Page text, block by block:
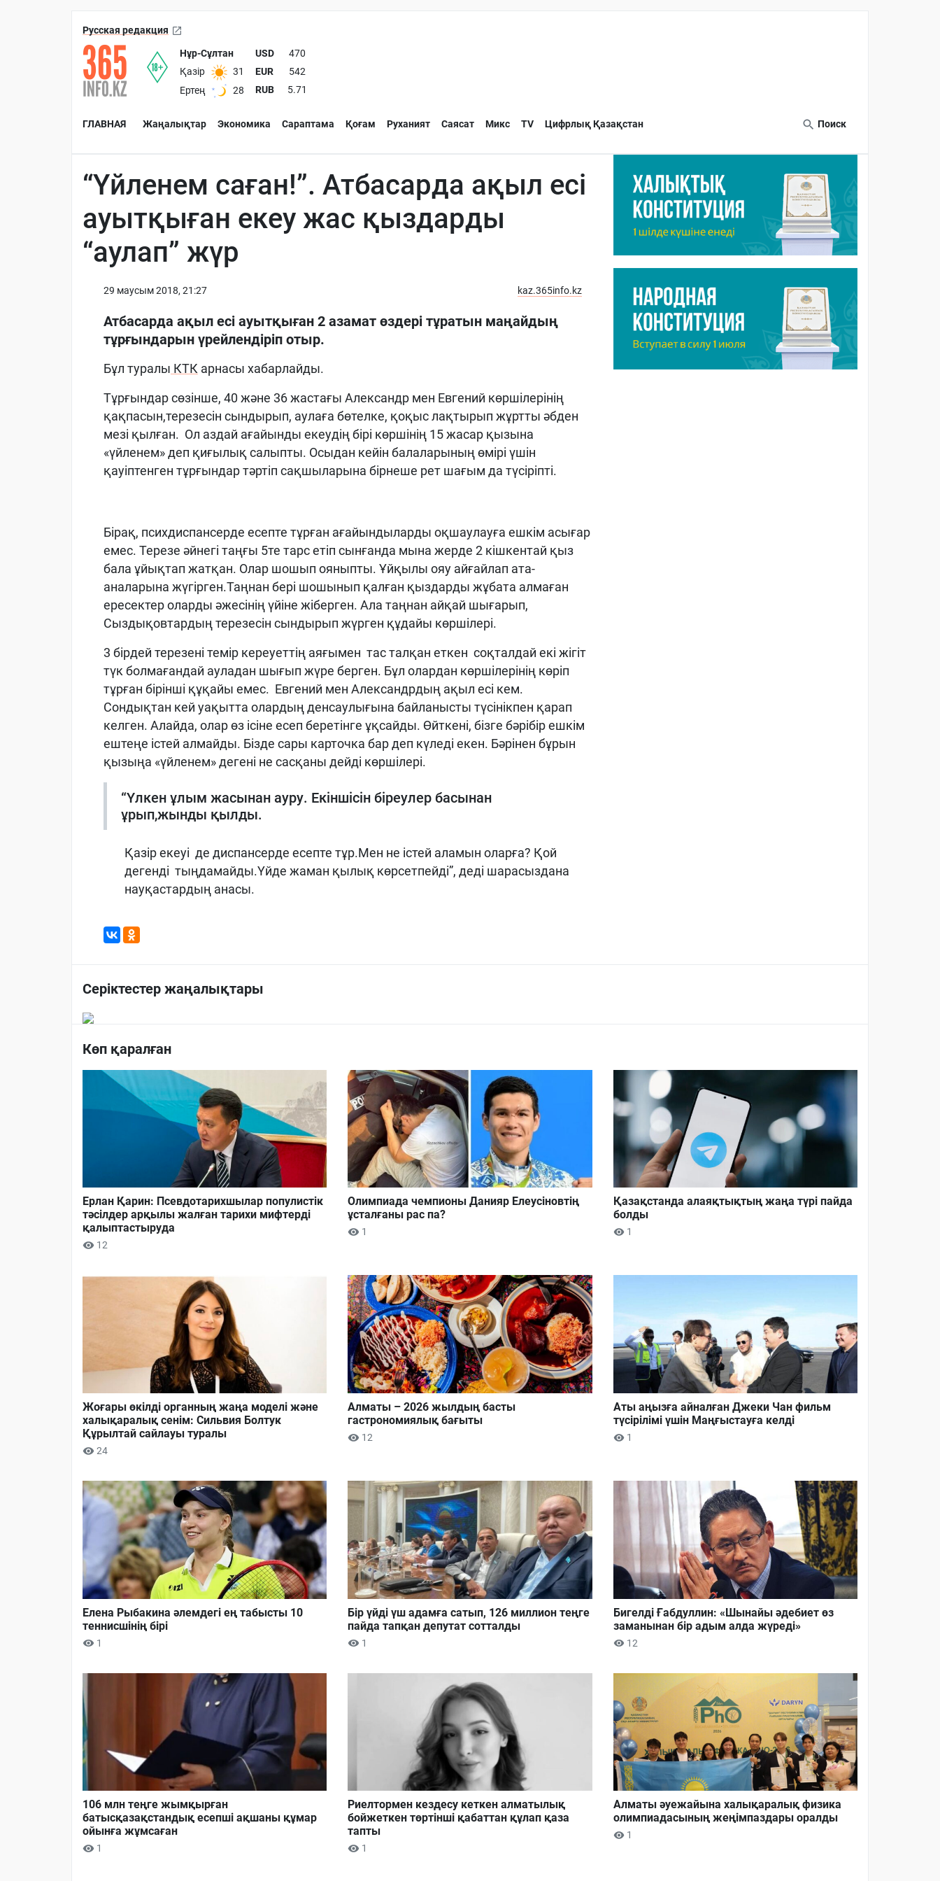
Русская редакция
Нұр-Сұлтан
Қазір
31
Ертең
28
USD
470
EUR
542
RUB
5.71
ГЛАВНАЯ Жаңалықтар Экономика Сараптама Қоғам Руханият Саясат Микс TV Цифрлық Қазақстан Поиск
“Үйленем саған!”. Атбасарда ақыл есі
ауытқыған екеу жас қыздарды
“аулап” жүр
29 маусым 2018, 21:27 kaz.365info.kz
Атбасарда ақыл есі ауытқыған 2 азамат өздері тұратын маңайдың
тұрғындарын үрейлендіріп отыр.
Бұл туралы КТК арнасы хабарлайды.
Тұрғындар сөзінше, 40 және 36 жастағы Александр мен Евгений көршілерінің
қақпасын,терезесін сындырып, аулаға бөтелке, қоқыс лақтырып жұртты әбден
мезі қылған. Ол аздай ағайынды екеудің бірі көршінің 15 жасар қызына
«үйленем» деп қиғылық салыпты. Осыдан кейін балаларының өмірі үшін
қауіптенген тұрғындар тәртіп сақшыларына бірнеше рет шағым да түсіріпті.
Бірақ, психдиспансерде есепте тұрған ағайындыларды оқшаулауға ешкім асығар
емес. Терезе әйнегі таңғы 5те тарс етіп сынғанда мына жерде 2 кішкентай қыз
бала ұйықтап жатқан. Олар шошып ояныпты. Ұйқылы ояу айғайлап ата-
аналарына жүгірген.Таңнан бері шошынып қалған қыздарды жұбата алмаған
ересектер оларды әжесінің үйіне жіберген. Ала таңнан айқай шығарып,
Сыздықовтардың терезесін сындырып жүрген құдайы көршілері.
3 бірдей терезені темір кереуеттің аяғымен тас талқан еткен соқталдай екі жігіт
түк болмағандай ауладан шығып жүре берген. Бұл олардан көршілерінің көріп
тұрған бірінші құқайы емес. Евгений мен Александрдың ақыл есі кем.
Сондықтан кей уақытта олардың денсаулығына байланысты түсінікпен қарап
келген. Алайда, олар өз ісіне есеп беретінге ұқсайды. Өйткені, бізге бәрібір ешкім
ештеңе істей алмайды. Бізде сары карточка бар деп күледі екен. Бәрінен бұрын
қызыңа «үйленем» дегені не сасқаны дейді көршілері.
“Үлкен ұлым жасынан ауру. Екіншісін біреулер басынан
ұрып,жынды қылды.
Қазір екеуі де диспансерде есепте тұр.Мен не істей аламын оларға? Қой
дегенді тыңдамайды.Үйде жаман қылық көрсетпейді”, деді шарасыздана
науқастардың анасы.
Серіктестер жаңалықтары
Көп қаралған
Ерлан Қарин: Псевдотарихшылар популистік
тәсілдер арқылы жалған тарихи мифтерді
қалыптастыруда
12
Олимпиада чемпионы Данияр Елеусіновтің
ұсталғаны рас па?
1
Қазақстанда алаяқтықтың жаңа түрі пайда
болды
1
Жоғары өкілді органның жаңа моделі және
халықаралық сенім: Сильвия Болтук
Құрылтай сайлауы туралы
24
Алматы – 2026 жылдың басты
гастрономиялық бағыты
12
Аты аңызға айналған Джеки Чан фильм
түсірілімі үшін Маңғыстауға келді
1
Елена Рыбакина әлемдегі ең табысты 10
теннисшінің бірі
1
Бір үйді үш адамға сатып, 126 миллион теңге
пайда тапқан депутат сотталды
1
Бигелді Ғабдуллин: «Шынайы әдебиет өз
заманынан бір адым алда жүреді»
12
106 млн теңге жымқырған
батысқазақстандық есепші ақшаны құмар
ойынға жұмсаған
1
Риелтормен кездесу кеткен алматылық
бойжеткен төртінші қабаттан құлап қаза
тапты
1
Алматы әуежайына халықаралық физика
олимпиадасының жеңімпаздары оралды
1